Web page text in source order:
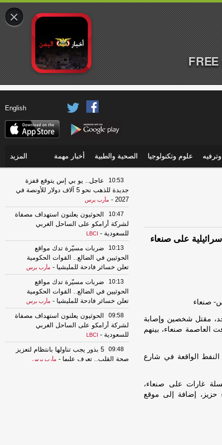
English
علوم وتكنولوجيا الصحية والطبية أخبار مهمة المزيد
مقتل شخصين وإصابة
العاصمة صنعاء، بينهم
الواقعة في شارع
غارات على صنعاء،
إضافة إلى موقع
10:53
عاجل.. يو بي إس يتوقع قفزة
جديدة للذهب نحو 5 آلاف دولار للأونصة في
2027
- مأرب برس
10:47
الحوثيون يعلنون استهداف مصفاة
لشركة أرامكو على الساحل الغربي
للسعودية -
LBCI
10:13
ضربات مسيّرة تدك مواقع
الحوثيين في الضالع.. القوات الحكومية
تعلن خسائر فادحة للمليشيا - مأرب برس
10:13
ضربات مسيّرة تدك مواقع
الحوثيين في الضالع.. القوات الحكومية
تعلن خسائر فادحة للمليشيا - مأرب برس
09:58
الحوثيون يعلنون استهداف مصفاة
لشركة أرامكو على الساحل الغربي
للسعودية -
LBCI
09:48
5 بذور يجب تناولها بانتظام لتعزيز
صحة القلب.. تعرف عليها - مأرب برس
×